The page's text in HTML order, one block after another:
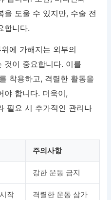
을 도울 수 있지만, 수술 전
합니다.
에 가해지는 외부의
것이 중요합니다. 이를
착용하고, 격렬한 활동을
야 합니다. 더욱이,
필요 시 추가적인 관리나
주의사항
강한 운동 금지
작 격렬한 운동 삼가